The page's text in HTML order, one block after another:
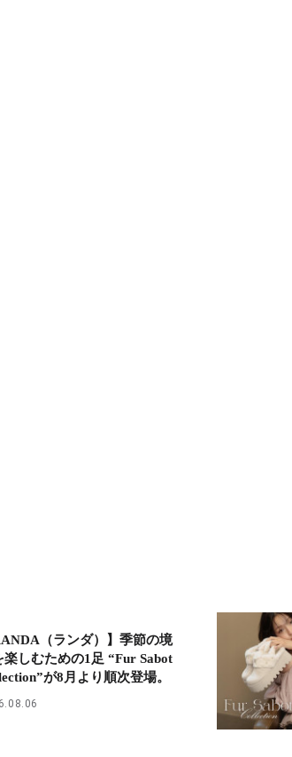
（ランダ）】季節の境
楽しむための1足 “Fur Sabot
が8月より順次登場。